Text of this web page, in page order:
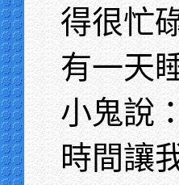
得很忙
有一天
小鬼說
時間讓